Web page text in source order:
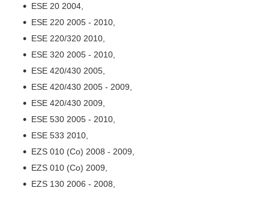
ESE 20 2004,
ESE 220 2005 - 2010,
ESE 220/320 2010,
ESE 320 2005 - 2010,
ESE 420/430 2005,
ESE 420/430 2005 - 2009,
ESE 420/430 2009,
ESE 530 2005 - 2010,
ESE 533 2010,
EZS 010 (Co) 2008 - 2009,
EZS 010 (Co) 2009,
EZS 130 2006 - 2008,